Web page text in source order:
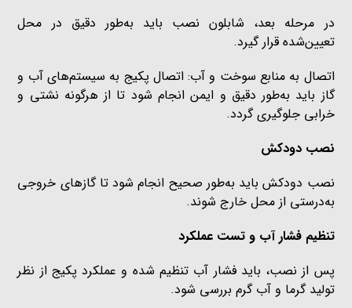
در مرحله بعد، شابلون نصب باید به‌طور دقیق در محل
تعیین‌شده قرار گیرد.
اتصال به منابع سوخت و آب: اتصال پکیج به سیستم‌های آب و
گاز باید به‌طور دقیق و ایمن انجام شود تا از هرگونه نشتی و
خرابی جلوگیری گردد.
نصب دودکش
نصب دودکش باید به‌طور صحیح انجام شود تا گازهای خروجی
به‌درستی از محل خارج شوند.
تنظیم فشار آب و تست عملکرد
پس از نصب، باید فشار آب تنظیم شده و عملکرد پکیج از نظر
تولید گرما و آب گرم بررسی شود.